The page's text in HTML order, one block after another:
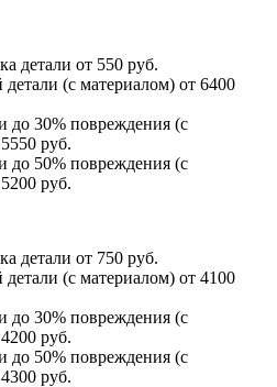
детали от 550 руб.
(с материалом) от 6400
до 30% повреждения (с
руб.
до 50% повреждения (с
руб.
детали от 750 руб.
(с материалом) от 4100
до 30% повреждения (с
руб.
до 50% повреждения (с
руб.